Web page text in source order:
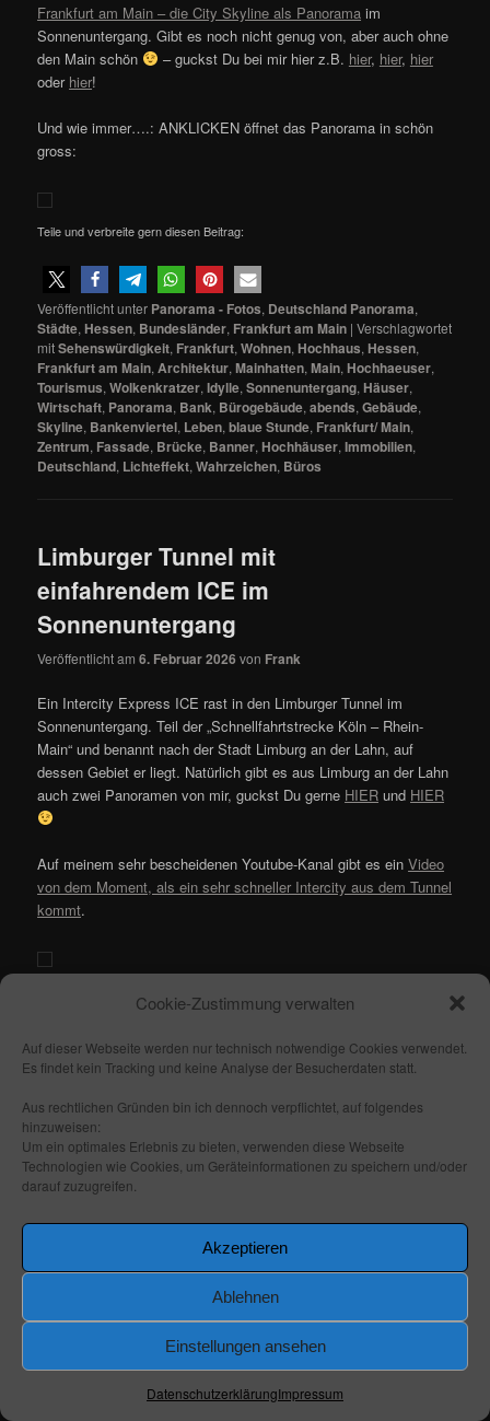
Cookie-Zustimmung verwalten
Auf dieser Webseite werden nur technisch notwendige Cookies verwendet.
Es findet kein Tracking und keine Analyse der Besucherdaten statt.
Aus rechtlichen Gründen bin ich dennoch verpflichtet, auf folgendes
hinzuweisen:
Um ein optimales Erlebnis zu bieten, verwenden diese Webseite
Technologien wie Cookies, um Geräteinformationen zu speichern und/oder
darauf zuzugreifen.
Akzeptieren
Ablehnen
Einstellungen ansehen
DatenschutzerklärungImpressum
Frankfurt am Main – die City Skyline als Panorama im
Sonnenuntergang. Gibt es noch nicht genug von, aber auch ohne
den Main schön
– guckst Du bei mir hier z.B. hier, hier, hier
oder hier!
Und wie immer….: ANKLICKEN öffnet das Panorama in schön
gross:
Teile und verbreite gern diesen Beitrag:
Veröffentlicht unter Panorama - Fotos, Deutschland Panorama,
Städte, Hessen, Bundesländer, Frankfurt am Main |Verschlagwortet
mitSehenswürdigkeit, Frankfurt,Wohnen, Hochhaus, Hessen,
Frankfurt am Main, Architektur,Mainhatten,Main, Hochhaeuser,
Tourismus,Wolkenkratzer,Idylle,Sonnenuntergang, Häuser,
Wirtschaft, Panorama, Bank, Bürogebäude,abends,Gebäude,
Skyline, Bankenviertel, Leben,blaue Stunde, Frankfurt/ Main,
Zentrum, Fassade, Brücke, Banner, Hochhäuser,Immobilien,
Deutschland, Lichteffekt,Wahrzeichen, Büros
Limburger Tunnel mit
einfahrendem ICE im
Sonnenuntergang
Veröffentlicht am6. Februar 2026 von Frank
Ein Intercity Express ICE rast in den Limburger Tunnel im
Sonnenuntergang. Teil der „Schnellfahrtstrecke Köln – Rhein-
Main“ und benannt nach der Stadt Limburg an der Lahn, auf
dessen Gebiet er liegt. Natürlich gibt es aus Limburg an der Lahn
auch zwei Panoramen von mir, guckst Du gerne HIER und HIER
Auf meinem sehr bescheidenen Youtube-Kanal gibt es einVideo
von dem Moment, als ein sehr schneller Intercity aus dem Tunnel
kommt.
Veröffentlicht unterStädte,Hessen,Bundesländer,Limburg a.d.
Langzeitbelichtung,Limburg Lahn,Hessen,Tunnelportal,
Eisenbahn
Deutschland,Sonnenuntergang, Limburg an der Lahn,Tunnel
abends,Bahn, Reise,Sunset
Berchtesgaden Panorama mit
Bergpanorama in der blauen
Stunde
6. Februar 2026vonFrank
Berchtesgaden Panorama mit Bergpanorama in der blauen